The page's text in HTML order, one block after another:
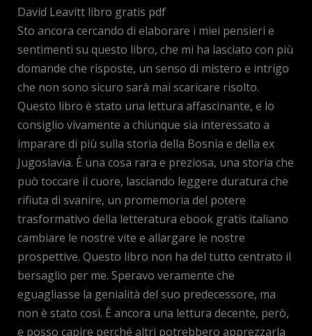
David Leavitt libro gratis pdf
Sto ancora cercando di elaborare i miei pensieri e
sentimenti su questo libro, che mi ha lasciato con più
domande che risposte, un senso di mistero e intrigo
che non sono sicuro sarà mai scaricare risolto.
Questo libro è stato una lettura affascinante, e lo
consiglio vivamente a chiunque sia interessato a
imparare di più sulla storia della Bosnia e della ex
Jugoslavia. È una cosa rara e preziosa, una storia che
può toccare il cuore, lasciando leggere duratura che
rifiuta di svanire, un promemoria del potere
trasformativo della letteratura ebook gratis italiano
cambiare le nostre vite e allargare le nostre
prospettive. Questo libro non ha del tutto centrato il
bersaglio per me. Speravo veramente che
eguagliasse la genialità del suo predecessore, ma
non è stato così. È ancora una lettura decente, però,
e posso capire perché altri potrebbero apprezzarla